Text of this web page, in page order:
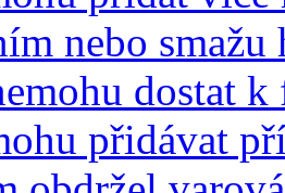
nebo smažu
dostat k
přidávat